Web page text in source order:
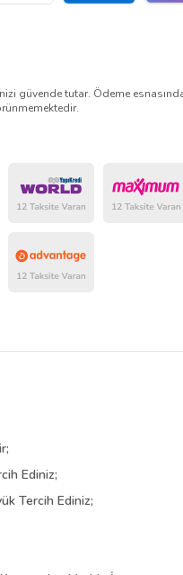
güvende tutar. Ödeme
Ediniz;
Tercih Ediniz;